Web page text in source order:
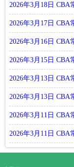
2026年3月18日
2026年3月17日
2026年3月16日
2026年3月15日
2026年3月13日
2026年3月13日
2026年3月11日
2026年3月11日